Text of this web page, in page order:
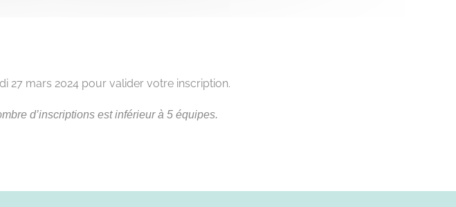
27 mars 2024 pour valider votre inscription.
d’inscriptions est inférieur à 5 équipes.